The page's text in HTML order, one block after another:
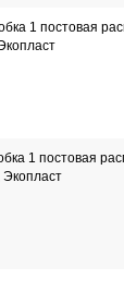
1 постовая
1 постовая
Экопласт